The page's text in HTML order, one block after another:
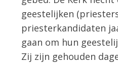
geestelijken
priesterkandidaten
gaan om hun
Zij zijn gehouden